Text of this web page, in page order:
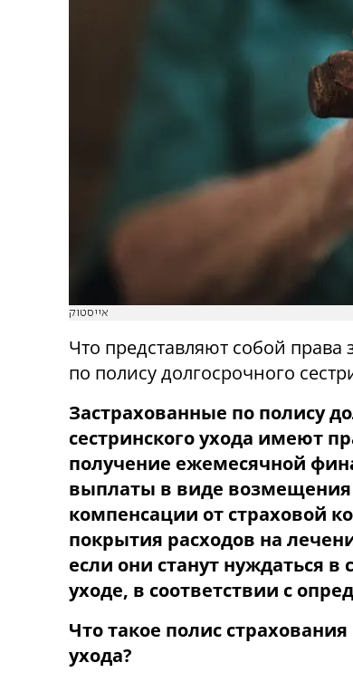
אייסטוק
Что представляют собой права
по полису долгосрочного
Застрахованные по полису
сестринского ухода имеют
получение ежемесячной
выплаты в виде
компенсации от страховой
покрытия расходов на
если они станут нуждаться в
уходе, в соответствии с
Что такое полис
ухода?